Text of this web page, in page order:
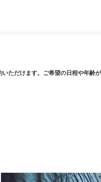
ただけます。ご希望の日程や年齢